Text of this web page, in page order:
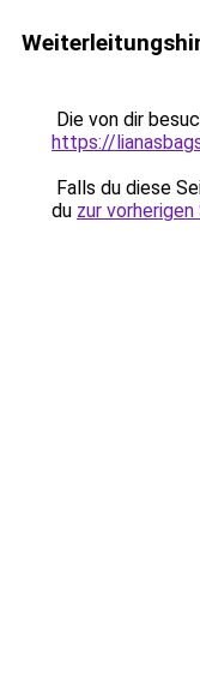
Die von dir
https://
Falls du diese
du zur